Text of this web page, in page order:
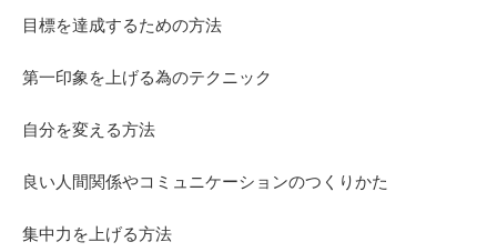
目標を達成するための方法
第一印象を上げる為のテクニック
自分を変える方法
良い人間関係やコミュニケーションのつくりかた
集中力を上げる方法